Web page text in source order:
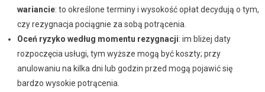
wariancie: to określone terminy i wysokość opłat decydują o tym,
czy rezygnacja pociągnie za sobą potrącenia.
Oceń ryzyko według momentu rezygnacji: im bliżej daty
rozpoczęcia usługi, tym wyższe mogą być koszty; przy
anulowaniu na kilka dni lub godzin przed mogą pojawić się
bardzo wysokie potrącenia.